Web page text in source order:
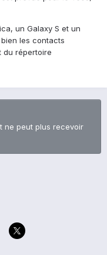
un Galaxy S et un
les contacts
du répertoire
ne peut plus recevoir